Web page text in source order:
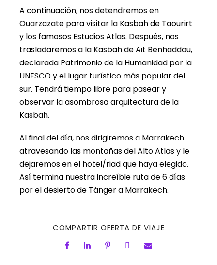
A continuación, nos detendremos en
Ouarzazate para visitar la Kasbah de Taourirt
y los famosos Estudios Atlas. Después, nos
trasladaremos a la Kasbah de Ait Benhaddou,
declarada Patrimonio de la Humanidad por la
UNESCO y el lugar turístico más popular del
sur. Tendrá tiempo libre para pasear y
observar la asombrosa arquitectura de la
Kasbah.
Al final del día, nos dirigiremos a Marrakech
atravesando las montañas del Alto Atlas y le
dejaremos en el hotel/riad que haya elegido.
Así termina nuestra increíble ruta de 6 días
por el desierto de Tánger a Marrakech.
COMPARTIR OFERTA DE VIAJE